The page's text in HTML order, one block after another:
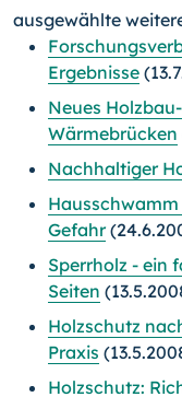
ausgewählte
Ergebnisse
Neues
Wärmebrücken
Nachhaltiger
Gefahr
Sperrholz - ein
Seiten
Holzschutz
Praxis
Holzschutz: